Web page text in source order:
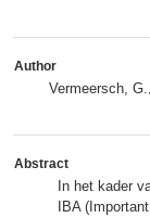
Author
Vermeersch, G.
Abstract
In het kader
IBA